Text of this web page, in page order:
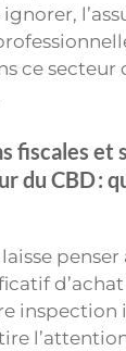
ce secteur
fiscales et
du CBD :